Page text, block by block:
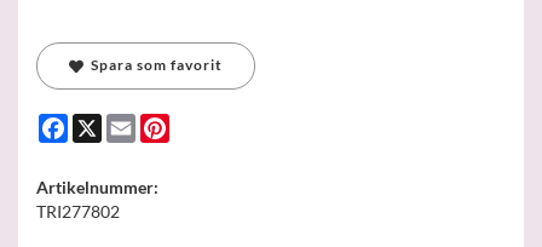
Spara som favorit
Facebook
X Email
Artikelnummer:
TRI277802